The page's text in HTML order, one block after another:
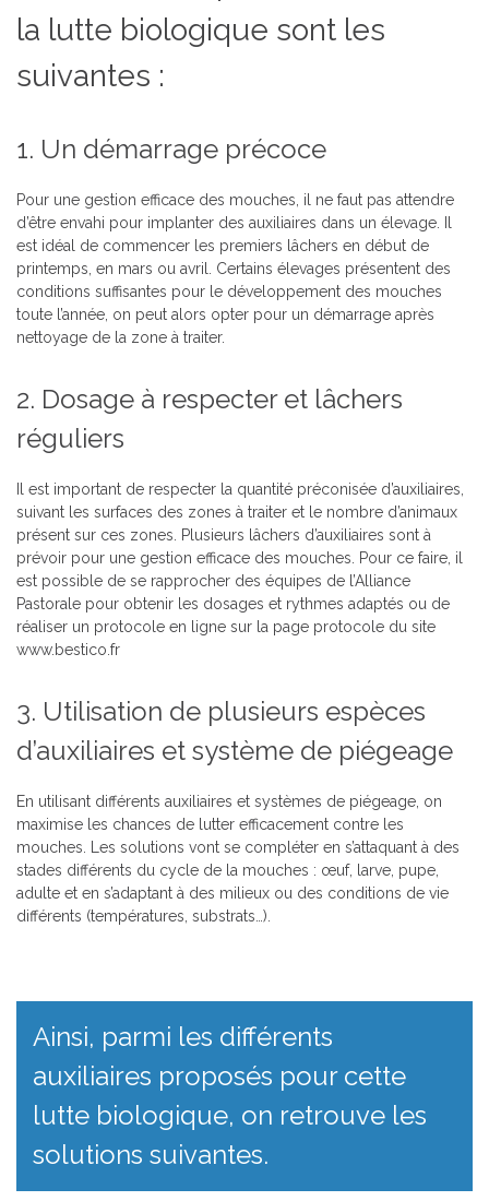
la lutte biologique sont les
suivantes :
1. Un démarrage précoce
Pour une gestion efficace des mouches, il ne faut pas attendre
d’être envahi pour implanter des auxiliaires dans un élevage. Il
est idéal de commencer les premiers lâchers en début de
printemps, en mars ou avril. Certains élevages présentent des
conditions suffisantes pour le développement des mouches
toute l’année, on peut alors opter pour un démarrage après
nettoyage de la zone à traiter.
2. Dosage à respecter et lâchers
réguliers
Il est important de respecter la quantité préconisée d’auxiliaires,
suivant les surfaces des zones à traiter et le nombre d’animaux
présent sur ces zones. Plusieurs lâchers d’auxiliaires sont à
prévoir pour une gestion efficace des mouches. Pour ce faire, il
est possible de se rapprocher des équipes de l’Alliance
Pastorale pour obtenir les dosages et rythmes adaptés ou de
réaliser un protocole en ligne sur la page protocole du site
www.bestico.fr
3. Utilisation de plusieurs espèces
d’auxiliaires et système de piégeage
En utilisant différents auxiliaires et systèmes de piégeage, on
maximise les chances de lutter efficacement contre les
mouches. Les solutions vont se compléter en s’attaquant à des
stades différents du cycle de la mouches : œuf, larve, pupe,
adulte et en s’adaptant à des milieux ou des conditions de vie
différents (températures, substrats…).
Ainsi, parmi les différents
auxiliaires proposés pour cette
lutte biologique, on retrouve les
solutions suivantes.